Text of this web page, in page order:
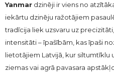
Yanmar dzinēji ir viens no
iekārtu dzinēju ražotājiem
tradīcija liek uzsvaru uz
intensitāti – īpašībām, kas īpaši
lietotājiem Latvijā, kur
ziemas vai agrā pavasara